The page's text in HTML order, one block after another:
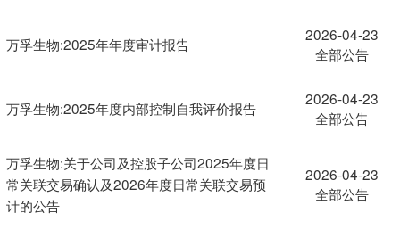
万孚生物:2025年年度审计报告
2026-04-23
全部公告
万孚生物:2025年度内部控制自我评价报告
2026-04-23
全部公告
万孚生物:关于公司及控股子公司2025年度日
常关联交易确认及2026年度日常关联交易预
计的公告
2026-04-23
全部公告